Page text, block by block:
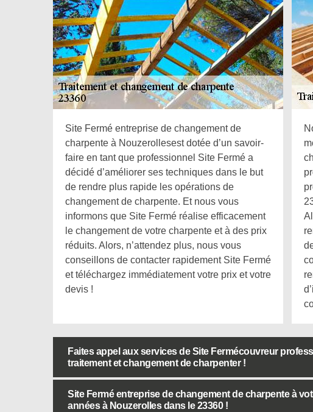
Site Fermé entreprise de changement de
charpente à Nouzerollesest dotée d’un savoir-
faire en tant que professionnel Site Fermé a
décidé d’améliorer ses techniques dans le but
de rendre plus rapide les opérations de
changement de charpente. Et nous vous
informons que Site Fermé réalise efficacement
le changement de votre charpente et à des prix
réduits. Alors, n’attendez plus, nous vous
conseillons de contacter rapidement Site Fermé
et téléchargez immédiatement votre prix et votre
devis !
Faites appel aux services de Site Fermécouvreur
traitement et changement de charpenter !
Site Fermé entreprise de changement de charpente à
années à Nouzerolles dans le 23360 !